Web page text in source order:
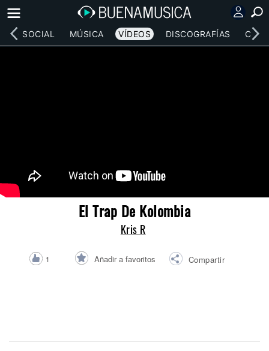
RED SOCIAL MÚSICA VÍDEOS DISCOGRAFÍAS
El Trap De Kolombia
Kris R
1 Añadir a favoritos Compartir